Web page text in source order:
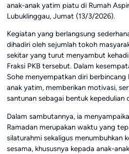
anak-anak yatim piatu di Rumah
Lubuklinggau, Jumat (13/3/2026).
Kegiatan yang berlangsung
dihadiri oleh sejumlah tokoh
sekitar yang turut menyambut
Fraksi PKB tersebut. Dalam
Sohe menyempatkan diri berbincang
anak yatim, memberikan motivasi,
santunan sebagai bentuk kepedulian
Dalam sambutannya, ia
Ramadan merupakan waktu yang
silaturahmi sekaligus menumbuhkan
sesama, khususnya kepada anak-